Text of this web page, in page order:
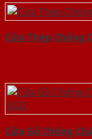
Cửa Thép Chống
Cửa Gỗ Chống